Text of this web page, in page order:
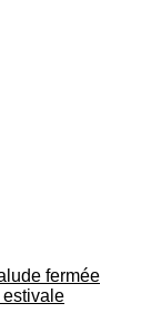
fermée
estivale